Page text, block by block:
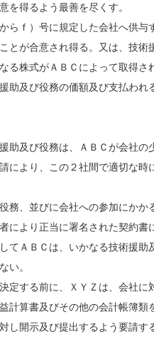
を得るよう最善を尽くす。
らｆ）号に規定した会社へ供
とが合意され得る。又は、技
る株式がＡＢＣによって取得さ
助及び役務の価額及び支払わ
助及び役務は、ＡＢＣが会社
により、この２社間で適切な
務、並びに会社への参加にか
により正当に署名された契約
てＡＢＣは、いかなる技術援
い。
定する前に、ＸＹＺは、会社
計算書及びその他の会計帳簿
し開示及び提出するよう要請す